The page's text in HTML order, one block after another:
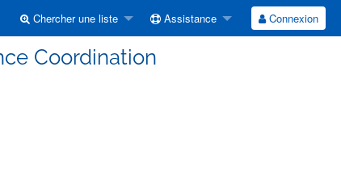
Chercher une liste Assistance Connexion
Coordination